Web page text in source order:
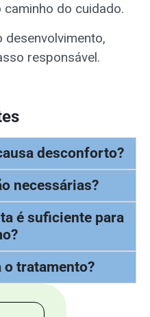
do cuidado.
desenvolvimento,
responsável.
desconforto?
necessárias?
é suficiente para
o tratamento?